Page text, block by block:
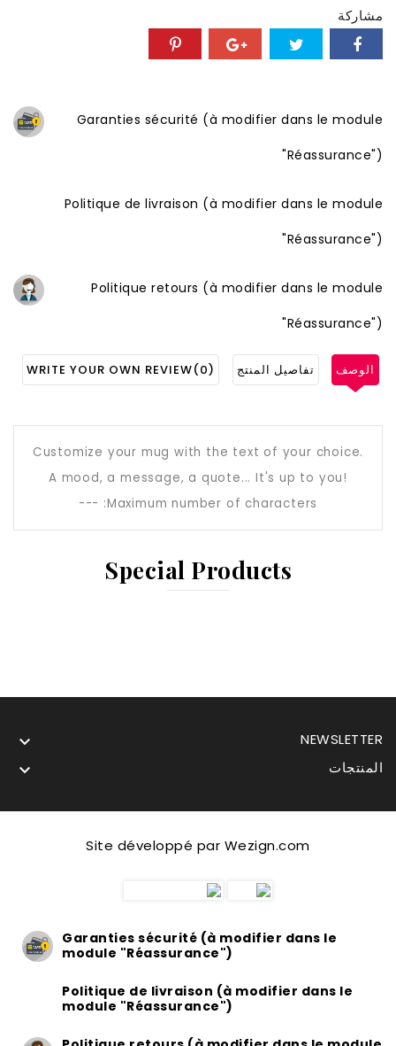
مشاركة
Garanties sécurité (à modifier dans le module
"Réassurance")
Politique de livraison (à modifier dans le module
"Réassurance")
Politique retours (à modifier dans le module
"Réassurance")
الوصف تفاصيل المنتج WRITE YOUR OWN REVIEW(0)
Customize your mug with the text of your choice.
A mood, a message, a quote... It's up to you!
Maximum number of characters:
---
Special Products
NEWSLETTER

المنتجات 
Site développé par Wezign.com
Garanties sécurité (à modifier dans le
module "Réassurance")
Politique de livraison (à modifier dans le
module "Réassurance")